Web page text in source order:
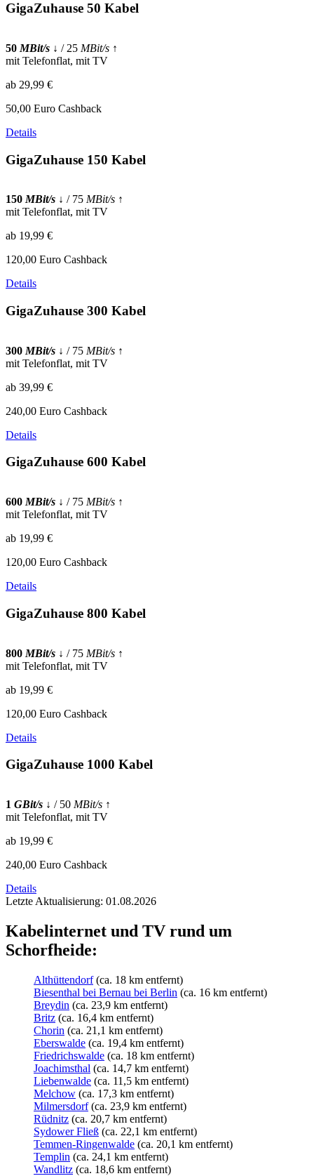
GigaZuhause 50 Kabel
50 MBit/s ↓ / 25 MBit/s ↑
mit Telefonflat, mit TV
ab 29,99 €
50,00 Euro Cashback
Details
GigaZuhause 150 Kabel
150 MBit/s ↓ / 75 MBit/s ↑
mit Telefonflat, mit TV
ab 19,99 €
120,00 Euro Cashback
Details
GigaZuhause 300 Kabel
300 MBit/s ↓ / 75 MBit/s ↑
mit Telefonflat, mit TV
ab 39,99 €
240,00 Euro Cashback
Details
GigaZuhause 600 Kabel
600 MBit/s ↓ / 75 MBit/s ↑
mit Telefonflat, mit TV
ab 19,99 €
120,00 Euro Cashback
Details
GigaZuhause 800 Kabel
800 MBit/s ↓ / 75 MBit/s ↑
mit Telefonflat, mit TV
ab 19,99 €
120,00 Euro Cashback
Details
GigaZuhause 1000 Kabel
1 GBit/s ↓ / 50 MBit/s ↑
mit Telefonflat, mit TV
ab 19,99 €
240,00 Euro Cashback
Details
Letzte Aktualisierung: 01.08.2026
Kabelinternet und TV rund um
Schorfheide:
Althüttendorf(ca. 18 km entfernt)
Biesenthal bei Bernau bei Berlin (ca. 16 km entfernt)
Breydin (ca. 23,9 km entfernt)
Britz (ca. 16,4 km entfernt)
Chorin (ca. 21,1 km entfernt)
Eberswalde (ca. 19,4 km entfernt)
Friedrichswalde (ca. 18 km entfernt)
Joachimsthal (ca. 14,7 km entfernt)
Liebenwalde (ca. 11,5 km entfernt)
Melchow (ca. 17,3 km entfernt)
Milmersdorf(ca. 23,9 km entfernt)
Rüdnitz (ca. 20,7 km entfernt)
Sydower Fließ (ca. 22,1 km entfernt)
Temmen-Ringenwalde (ca. 20,1 km entfernt)
Templin (ca. 24,1 km entfernt)
Wandlitz (ca. 18,6 km entfernt)